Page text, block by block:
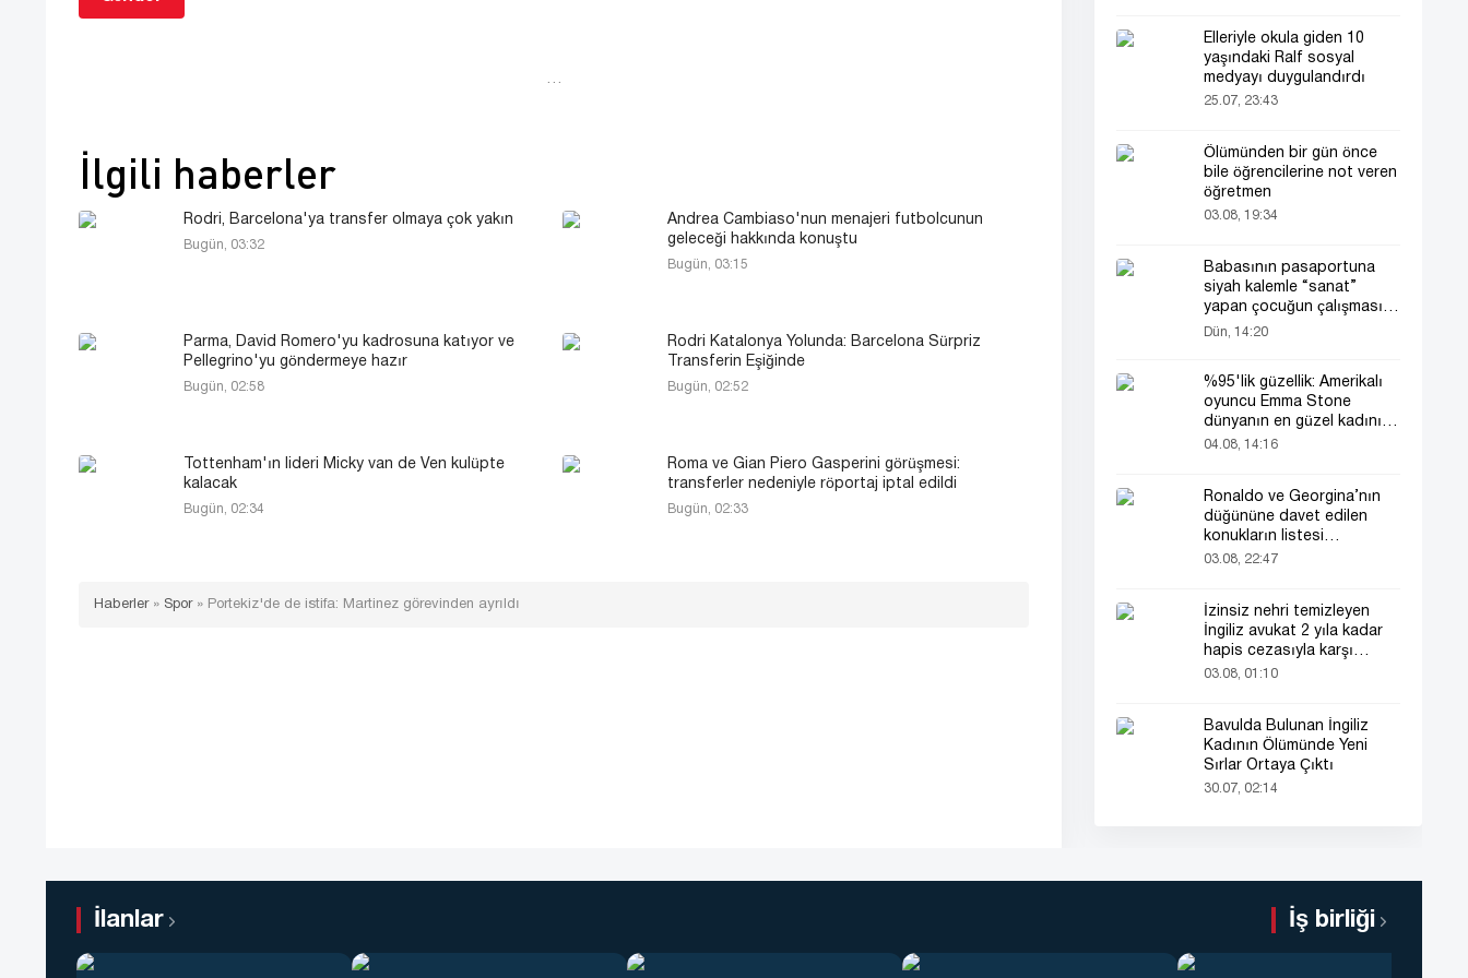
…
İlgili haberler
Rodri, Barcelona'ya transfer olmaya çok yakın
Bugün, 03:32
Andrea Cambiaso'nun menajeri futbolcunun
geleceği hakkında konuştu
Bugün, 03:15
Parma, David Romero'yu kadrosuna katıyor ve
Pellegrino'yu göndermeye hazır
Bugün, 02:58
Rodri Katalonya Yolunda: Barcelona Sürpriz
Transferin Eşiğinde
Bugün, 02:52
Tottenham'ın lideri Micky van de Ven kulüpte
kalacak
Bugün, 02:34
Roma ve Gian Piero Gasperini görüşmesi:
transferler nedeniyle röportaj iptal edildi
Bugün, 02:33
Haberler» Spor» Portekiz'de de istifa: Martinez görevinden ayrıldı
Elleriyle okula giden 10
yaşındaki Ralf sosyal
medyayı duygulandırdı
25.07, 23:43
Ölümünden bir gün önce
bile öğrencilerine not veren
öğretmen
03.08, 19:34
Babasının pasaportuna
siyah kalemle “sanat”
yapan çocuğun çalışması
herkesin dikkatini çekti
Dün, 14:20
%95'lik güzellik: Amerikalı
oyuncu Emma Stone
dünyanın en güzel kadını
seçildi!
04.08, 14:16
Ronaldo ve Georgina’nın
düğününe davet edilen
konukların listesi
gündemde
03.08, 22:47
İzinsiz nehri temizleyen
İngiliz avukat 2 yıla kadar
hapis cezasıyla karşı
karşıya
03.08, 01:10
Bavulda Bulunan İngiliz
Kadının Ölümünde Yeni
Sırlar Ortaya Çıktı
30.07, 02:14
İlanlar İş birliği